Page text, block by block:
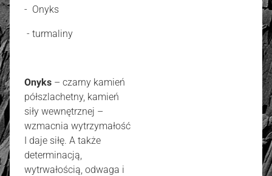
- Onyks
- turmaliny
Onyks – czarny kamień
półszlachetny, kamień
siły wewnętrznej –
wzmacnia wytrzymałość
I daje siłę. A także
determinacją,
wytrwałością, odwaga i